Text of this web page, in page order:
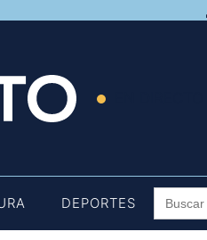
DEPORTES
Buscar: